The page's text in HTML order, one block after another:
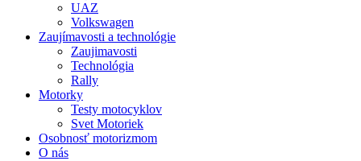
UAZ
Volkswagen
Zaujímavosti a technológie
Zaujimavosti
Technológia
Rally
Motorky
Testy motocyklov
Svet Motoriek
Osobnosť motorizmom
O nás